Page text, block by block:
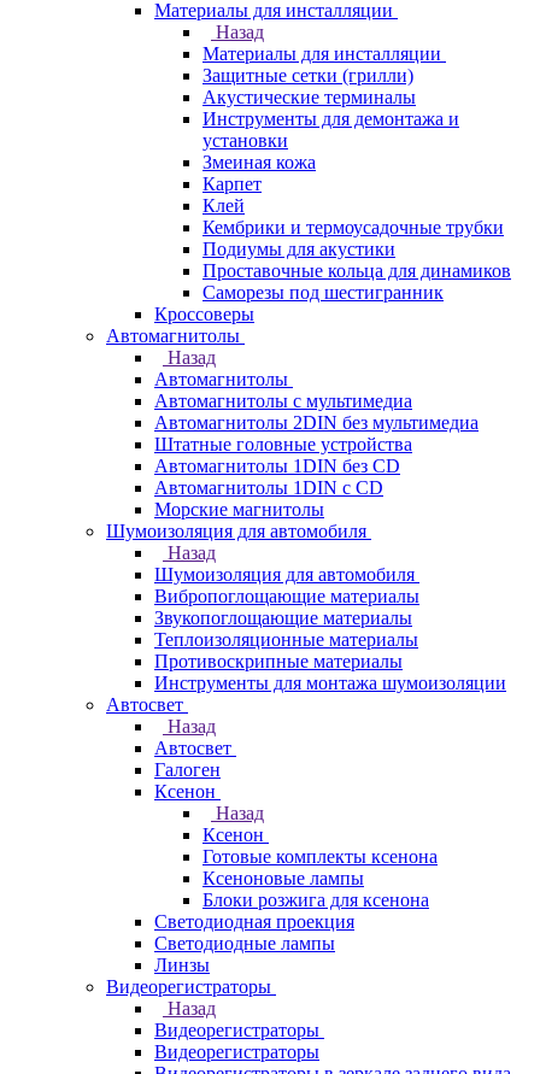
Материалы для инсталляции
Назад
Материалы для инсталляции
Защитные сетки (грилли)
Акустические терминалы
Инструменты для демонтажа и
установки
Змеиная кожа
Карпет
Клей
Кембрики и термоусадочные трубки
Подиумы для акустики
Проставочные кольца для динамиков
Саморезы под шестигранник
Кроссоверы
Автомагнитолы
Назад
Автомагнитолы
Автомагнитолы с мультимедиа
Автомагнитолы 2DIN без мультимедиа
Штатные головные устройства
Автомагнитолы 1DIN без CD
Автомагнитолы 1DIN с CD
Морские магнитолы
Шумоизоляция для автомобиля
Назад
Шумоизоляция для автомобиля
Вибропоглощающие материалы
Звукопоглощающие материалы
Теплоизоляционные материалы
Противоскрипные материалы
Инструменты для монтажа шумоизоляции
Автосвет
Назад
Автосвет
Галоген
Ксенон
Назад
Ксенон
Готовые комплекты ксенона
Ксеноновые лампы
Блоки розжига для ксенона
Светодиодная проекция
Светодиодные лампы
Линзы
Видеорегистраторы
Назад
Видеорегистраторы
Видеорегистраторы